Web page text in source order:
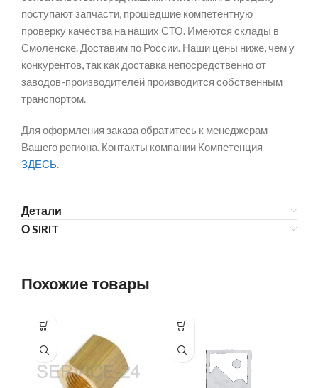
поступают запчасти, прошедшие компетентную
проверку качества на наших СТО. Имеются склады в
Смоленске. Доставим по России. Наши цены ниже, чем у
конкурентов, так как доставка непосредственно от
заводов-производителей производится собственным
транспортом.
Для оформления заказа обратитесь к менеджерам
Вашего региона. Контакты компании Компетенция
ЗДЕСЬ.
Детали
О SIRIT
Похожие товары